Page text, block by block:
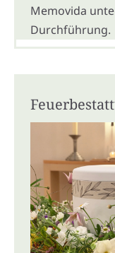
Memovida
Durchführung.